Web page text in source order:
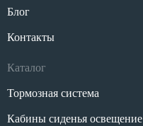
Блог
Контакты
Каталог
Тормозная система
Кабины сиденья освещение